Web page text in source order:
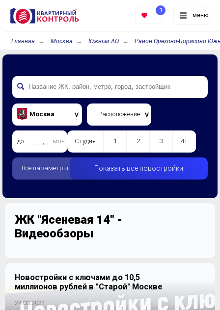
меню
1
Главная Москва Южный АО Район Орехово-Борисово
Москва Расположение
до млн. Студия 1 2 3 4+
Все параметры Показать все новостройки
ЖК "Ясеневая 14" -
Видеообзоры
Новостройки с ключами до 10,5
миллионов рублей в "Старой" Москве
24.03.2021